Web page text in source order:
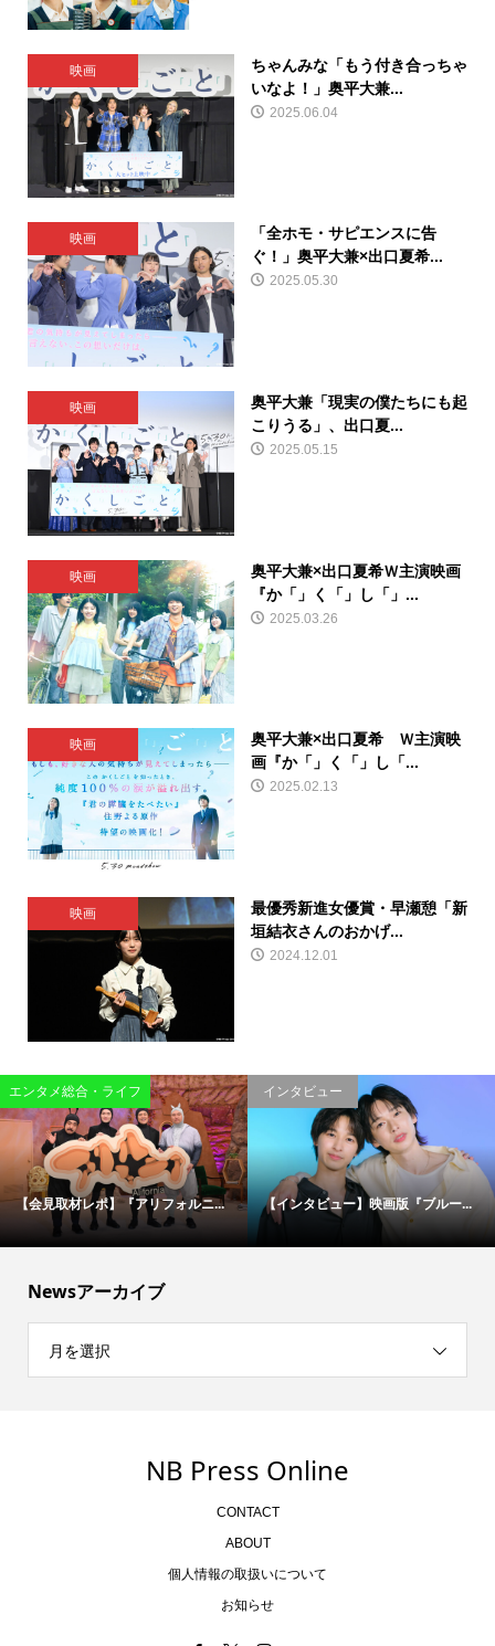
映画
ちゃんみな「もう付き合っちゃ
いなよ！」奥平大兼...
2025.06.04
映画
「全ホモ・サピエンスに告
ぐ！」奥平大兼×出口夏希...
2025.05.30
映画
奥平大兼「現実の僕たちにも起
こりうる」、出口夏...
2025.05.15
映画
奥平大兼×出口夏希Ｗ主演映画
『か「」く「」し「」...
2025.03.26
映画
奥平大兼×出口夏希 Ｗ主演映
画『か「」く「」し「...
2025.02.13
映画
最優秀新進女優賞・早瀬憩「新
垣結衣さんのおかげ...
2024.12.01
エンタメ総合・ライフ
【会見取材レポ】『アリフォルニ...
インタビュー
【インタビュー】映画版『ブルー...
Newsアーカイブ
月を選択
NB Press Online
CONTACT
ABOUT
個人情報の取扱いについて
お知らせ